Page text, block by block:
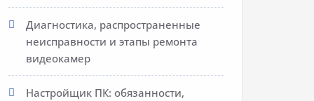
Диагностика, распространенные
неисправности и этапы ремонта
видеокамер
Настройщик ПК: обязанности,